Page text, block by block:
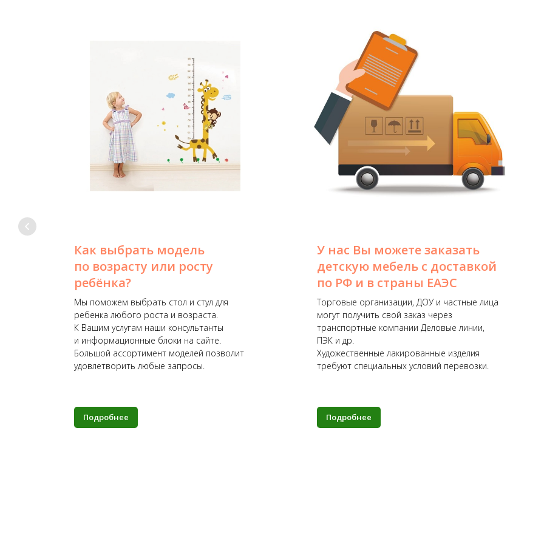
Как выбрать модель
по возрасту или росту
ребёнка?
Мы поможем выбрать стол и стул для
ребенка любого роста и возраста.
К Вашим услугам наши консультанты
и информационные блоки на сайте.
Большой ассортимент моделей позволит
удовлетворить любые запросы.
Подробнее
У нас Вы можете заказать
детскую мебель с доставкой
по РФ и в страны ЕАЭС
Торговые организации, ДОУ и частные лица
могут получить свой заказ через
транспортные компании Деловые линии,
ПЭК и др.
Художественные лакированные изделия
требуют специальных условий перевозки.
Подробнее